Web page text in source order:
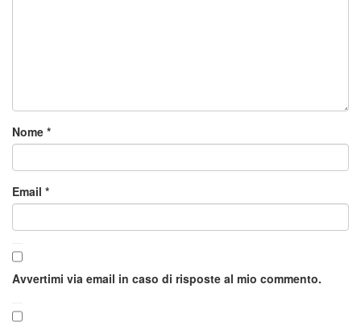
Nome *
Email *
Avvertimi via email in caso di risposte al mio commento.